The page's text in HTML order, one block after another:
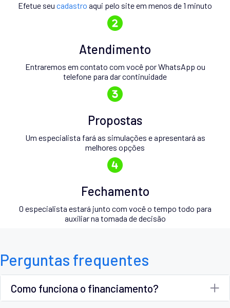
Efetue seu cadastro aqui pelo site em menos de 1 minuto
Atendimento
Entraremos em contato com você por WhatsApp ou
telefone para dar continuidade
Propostas
Um especialista fará as simulações e apresentará as
melhores opções
Fechamento
O especialista estará junto com você o tempo todo para
auxiliar na tomada de decisão
Perguntas frequentes
Como funciona o financiamento?